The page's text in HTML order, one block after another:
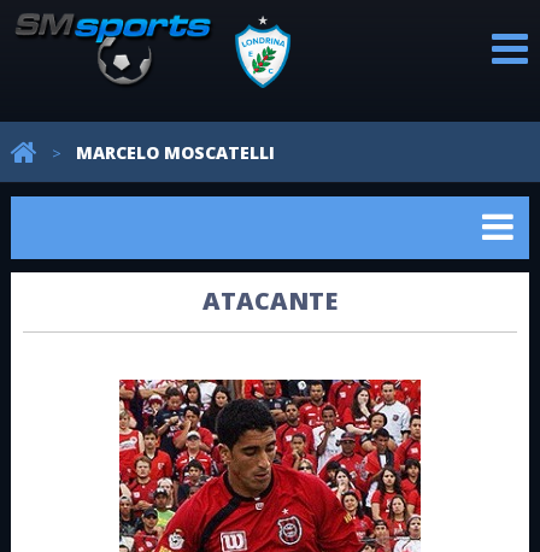
PROFISSIONAL
DE BASE
> MARCELO MOSCATELLI
ATACANTE